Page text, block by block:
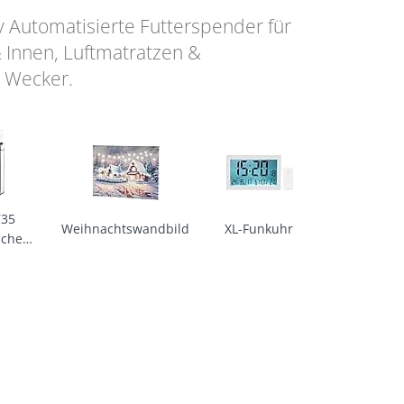
Automatisierte Futterspender für
Luftmatratzen &
Weihnachtswandbild XL-Funkuhr